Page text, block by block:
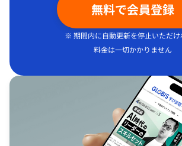
無料で会員登録
※ 期間内に自動更新を停止いただけ
料金は一切かかりません